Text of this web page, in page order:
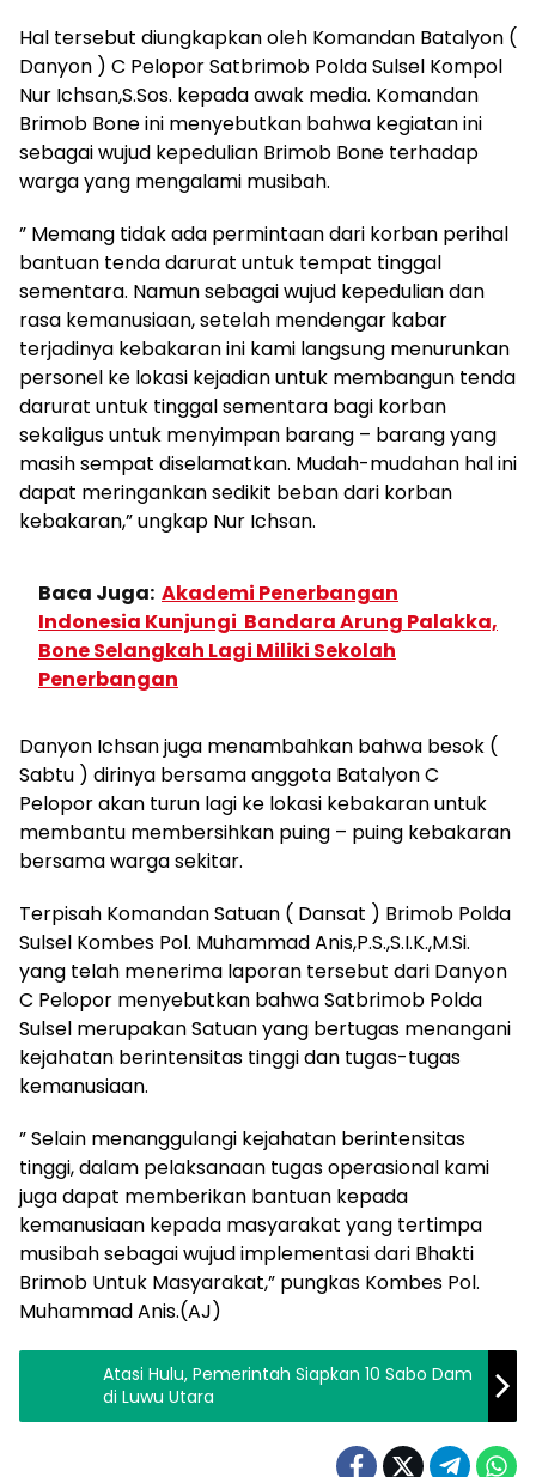
Hal tersebut diungkapkan oleh Komandan Batalyon (
Danyon ) C Pelopor Satbrimob Polda Sulsel Kompol
Nur Ichsan,S.Sos. kepada awak media. Komandan
Brimob Bone ini menyebutkan bahwa kegiatan ini
sebagai wujud kepedulian Brimob Bone terhadap
warga yang mengalami musibah.
” Memang tidak ada permintaan dari korban perihal
bantuan tenda darurat untuk tempat tinggal
sementara. Namun sebagai wujud kepedulian dan
rasa kemanusiaan, setelah mendengar kabar
terjadinya kebakaran ini kami langsung menurunkan
personel ke lokasi kejadian untuk membangun tenda
darurat untuk tinggal sementara bagi korban
sekaligus untuk menyimpan barang – barang yang
masih sempat diselamatkan. Mudah-mudahan hal ini
dapat meringankan sedikit beban dari korban
kebakaran,” ungkap Nur Ichsan.
Baca Juga: Akademi Penerbangan
Indonesia Kunjungi Bandara Arung Palakka,
Bone Selangkah Lagi Miliki Sekolah
Penerbangan
Danyon Ichsan juga menambahkan bahwa besok (
Sabtu ) dirinya bersama anggota Batalyon C
Pelopor akan turun lagi ke lokasi kebakaran untuk
membantu membersihkan puing – puing kebakaran
bersama warga sekitar.
Terpisah Komandan Satuan ( Dansat ) Brimob Polda
Sulsel Kombes Pol. Muhammad Anis,P.S.,S.I.K.,M.Si.
yang telah menerima laporan tersebut dari Danyon
C Pelopor menyebutkan bahwa Satbrimob Polda
Sulsel merupakan Satuan yang bertugas menangani
kejahatan berintensitas tinggi dan tugas-tugas
kemanusiaan.
” Selain menanggulangi kejahatan berintensitas
tinggi, dalam pelaksanaan tugas operasional kami
juga dapat memberikan bantuan kepada
kemanusiaan kepada masyarakat yang tertimpa
musibah sebagai wujud implementasi dari Bhakti
Brimob Untuk Masyarakat,” pungkas Kombes Pol.
Muhammad Anis.(AJ)
Atasi Hulu, Pemerintah Siapkan 10 Sabo Dam
di Luwu Utara